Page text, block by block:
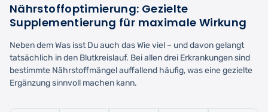
Nährstoffoptimierung: Gezielte
Supplementierung für maximale Wirkung
Neben dem Was isst Du auch das Wie viel – und davon gelangt
tatsächlich in den Blutkreislauf. Bei allen drei Erkrankungen sind
bestimmte Nährstoffmängel auffallend häufig, was eine gezielte
Ergänzung sinnvoll machen kann.